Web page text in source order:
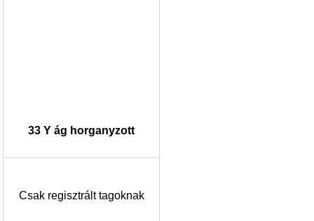
33 Y ág horganyzott
Csak regisztrált tagoknak